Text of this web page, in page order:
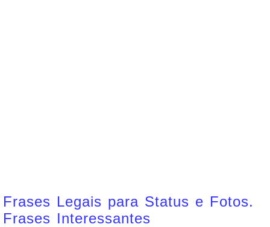
Frases Legais para Status e Fotos.
Frases Interessantes